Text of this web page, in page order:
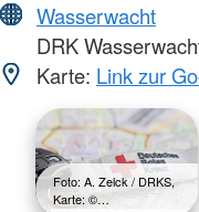
Wasserwacht
DRK
Karte: Link zur
Foto: A. Zelck / DRKS,
Karte: ©…